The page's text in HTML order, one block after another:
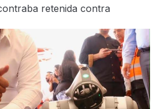
retenida contra